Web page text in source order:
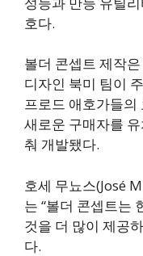
호다.
볼더 콘셉트 제작
디자인 북미 팀이
프로드 애호가들의
새로운 구매자를
춰 개발됐다.
호세 무뇨스(José
는 “볼더 콘셉트는
것을 더 많이 제공
다.